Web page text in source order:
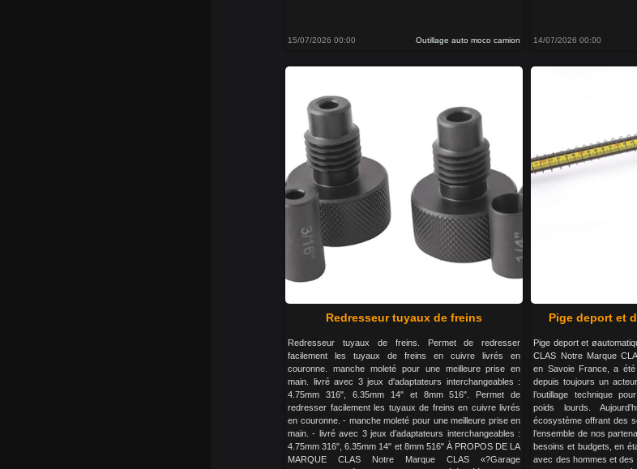
15/07/2026 00:00 Outillage auto moco camion 14/07/2026 00:00
Redresseur tuyaux de freins
Redresseur tuyaux de freins. Permet de redresser
facilement les tuyaux de freins en cuivre livrés en
couronne. manche moleté pour une meilleure prise en
main. livré avec 3 jeux d'adaptateurs interchangeables :
4.75mm 316", 6.35mm 14" et 8mm 516". Permet de
redresser facilement les tuyaux de freins en cuivre livrés
en couronne. - manche moleté pour une meilleure prise en
main. - livré avec 3 jeux d’adaptateurs interchangeables :
4.75mm 316", 6.35mm 14" et 8mm 516" À PROPOS DE LA
MARQUE CLAS Notre Marque CLAS «?Garage
Pige deport et
Pige deport et
CLAS Notre Marque
en Savoie France, a
depuis toujours un
l’outillage technique
poids lourds.
écosystème offrant des
l’ensemble de nos
besoins et budgets, en
avec des hommes et